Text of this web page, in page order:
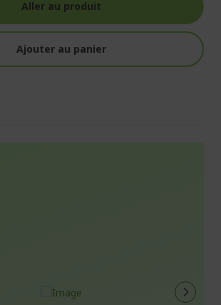
Aller au produit
Ajouter au panier